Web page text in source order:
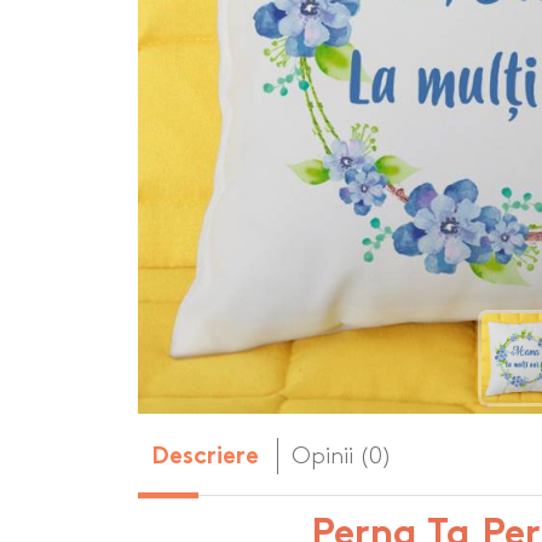
Body-uri copii personalizate
Brelocuri personalizate
Brichete personalizate
Briceag personalizat
Dop
Dozatoare de
personalizate
Genti de plaja
Ghiozdane
Halbe de bere
Huse
Descriere Opinii (0)